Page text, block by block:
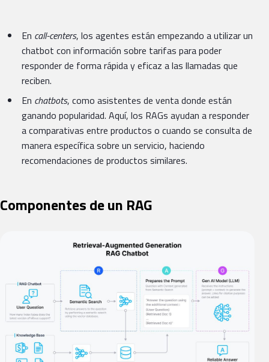
En call-centers, los agentes están empezando a utilizar un
chatbot con información sobre tarifas para poder
responder de forma rápida y eficaz a las llamadas que
reciben.
En chatbots, como asistentes de venta donde están
ganando popularidad. Aquí, los RAGs ayudan a responder
a comparativas entre productos o cuando se consulta de
manera específica sobre un servicio, haciendo
recomendaciones de productos similares.
Componentes de un RAG